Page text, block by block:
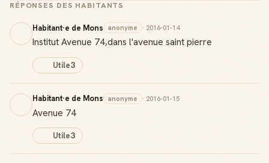
RÉPONSES DES HABITANTS
Habitant·e de Mons anonyme · 2016-01-14
Institut Avenue 74,dans l'avenue saint pierre
Utile3
Habitant·e de Mons anonyme · 2016-01-15
Avenue 74
Utile3